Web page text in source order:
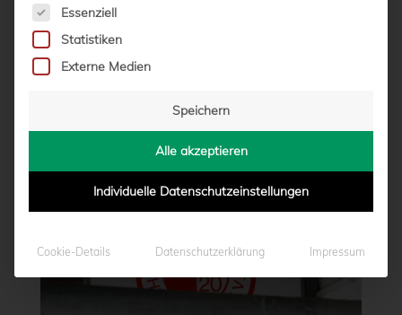
DIE BILDERGALERIE AUS DEM SAUERLAND
Es folgt eine Liste der Service-Gruppen, für die eine
Essenziell
Statistiken
Externe Medien
Speichern
Alle akzeptieren
Individuelle Datenschutzeinstellungen
Cookie-Details Datenschutzerklärung Impressum